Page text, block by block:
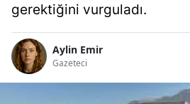
gerektiğini vurguladı.
Aylin Emir
Gazeteci